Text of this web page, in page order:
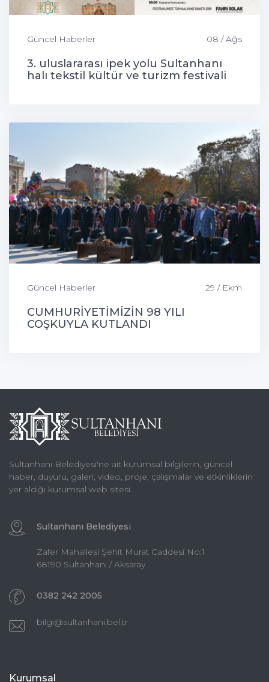
Güncel Haberler 08 / Ağs
3. uluslararası ipek yolu Sultanhanı
halı tekstil kültür ve turizm festivali
Güncel Haberler 29 / Ekm
CUMHURİYETİMİZİN 98 YILI
COŞKUYLA KUTLANDI
Sultanhanı Belediyesi'ne ait kurumsal bilgilerin, güncel
haber, duyuru, galeri, video, proje, çalışmalar ve etkinliklerin
yer aldığı kurumsal web sitesi.
Sultanhanı Belediyesi
Zafer Mahallesi Şehit Murat Caddesi No:1
68190 Sultanhanı / Aksaray
0382 242 2005
bilgi@sultanhani.bel.tr
Kurumsal